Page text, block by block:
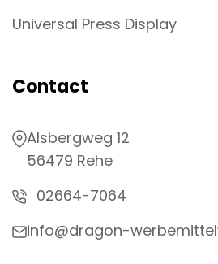
Universal Press Display
Contact
Alsbergweg 12
56479 Rehe
02664-7064
info@dragon-